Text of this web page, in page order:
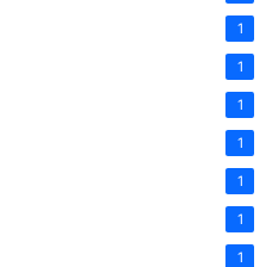
1
1
1
1
1
1
1